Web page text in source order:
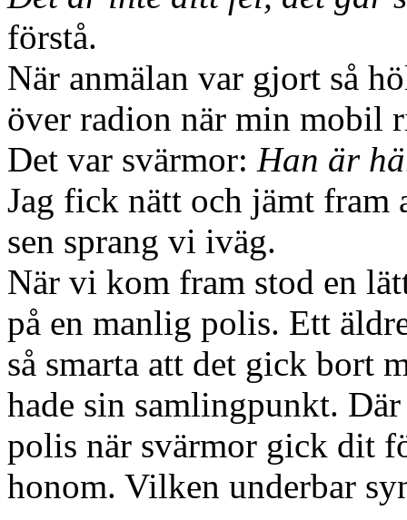
förstå.
När anmälan var gjort så
över radion när min mobil
Det var svärmor: Han är
Jag fick nätt och jämt
sen sprang vi iväg.
När vi kom fram stod en
på en manlig polis. Ett
så smarta att det gick bort
hade sin samlingpunkt.
polis när svärmor gick dit
honom. Vilken underbar